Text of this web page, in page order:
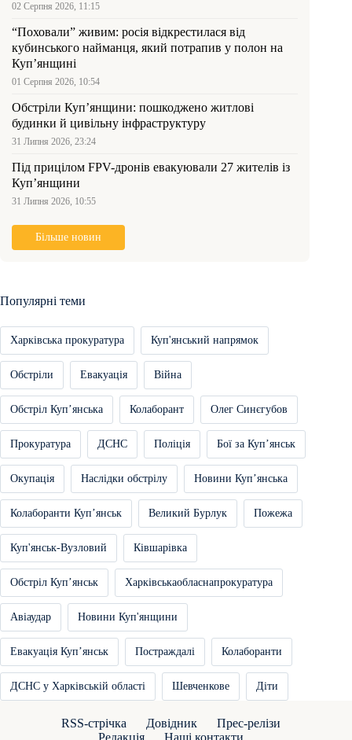
02 Серпня 2026, 11:15
“Поховали” живим: росія відкрестилася від
кубинського найманця, який потрапив у полон на
Куп’янщині
01 Серпня 2026, 10:54
Обстріли Куп’янщини: пошкоджено житлові
будинки й цивільну інфраструктуру
31 Липня 2026, 23:24
Під прицілом FPV-дронів евакуювали 27 жителів із
Куп’янщини
31 Липня 2026, 10:55
Більше новин
Популярні теми
Харківська прокуратура Куп'янський напрямок
Обстріли Евакуація Війна
Обстріл Купʼянська Колаборант Олег Синєгубов
Прокуратура ДСНС Поліція Бої за Купʼянськ
Окупація Наслідки обстрілу Новини Купʼянська
Колаборанти Купʼянськ Великий Бурлук Пожежа
Куп'янськ-Вузловий Ківшарівка
Обстріл Купʼянськ Харківськаобласнапрокуратура
Авіаудар Новини Куп'янщини
Евакуація Купʼянськ Постраждалі Колаборанти
ДСНС у Харківській області Шевченкове Діти
RSS-стрічка Довідник
Прес-релізи
Редакція
Наші контакти